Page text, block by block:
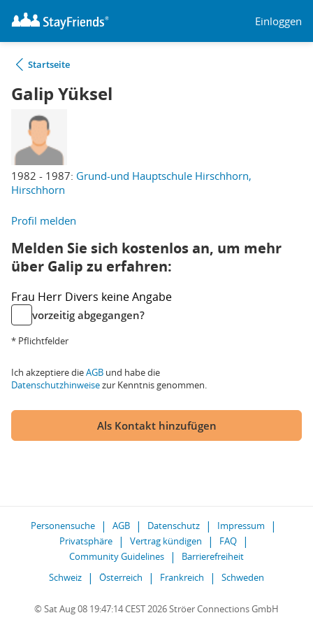
Einloggen
Startseite
Galip Yüksel
1982 - 1987: Grund-und Hauptschule Hirschhorn,
Hirschhorn
Profil melden
Melden Sie sich kostenlos an, um mehr
über Galip zu erfahren:
Frau Herr Divers keine Angabe
vorzeitig abgegangen?
* Pflichtfelder
Ich akzeptiere dieAGB und habe die
Datenschutzhinweisezur Kenntnis genommen.
Als Kontakt hinzufügen
Personensuche AGB Datenschutz
Impressum
Privatsphäre
Vertrag kündigen
FAQ
Community Guidelines
Barrierefreiheit
Schweiz
Österreich Frankreich Schweden
© Sat Aug 08 19:47:14 CEST 2026 Ströer Connections GmbH